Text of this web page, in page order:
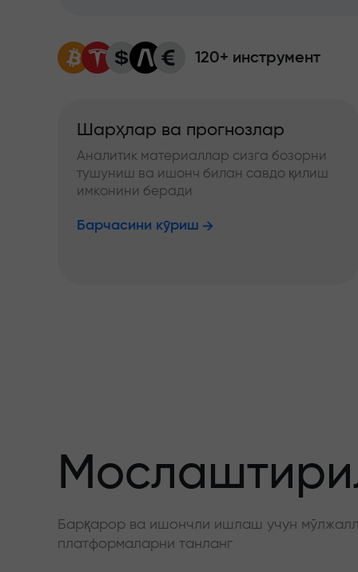
120+ инструмент
Шарҳлар ва прогнозлар
Аналитик материаллар сизга бозорни
тушуниш ва ишонч билан савдо қилиш
имконини беради
Барчасини кўриш
Барқарор ва ишончли ишлаш учун
платформаларни танланг